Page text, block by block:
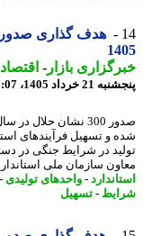
بازار- اقتصادی-
1405، 20:07
و تسهیل فرآیندهای
در شرایط جنگی در دستور
سازمان ملی استاندارد در
- واحدهای تولیدی-
-تسهیل